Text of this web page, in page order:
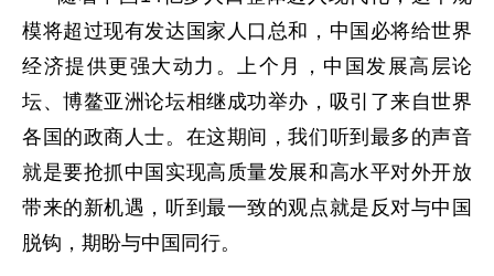
模将超过现有发达国家人口总和，中国必将给世界
经济提供更强大动力。上个月，中国发展高层论
坛、博鳌亚洲论坛相继成功举办，吸引了来自世界
各国的政商人士。在这期间，我们听到最多的声音
就是要抢抓中国实现高质量发展和高水平对外开放
带来的新机遇，听到最一致的观点就是反对与中国
脱钩，期盼与中国同行。